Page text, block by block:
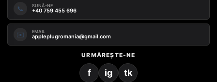
📞 SUNĂ-NE
+40 759 455 696
✉️ EMAIL
appleplugromania@gmail.com
URMĂREȘTE-NE
f ig tk